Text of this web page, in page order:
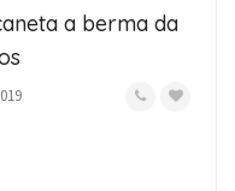
a berma da